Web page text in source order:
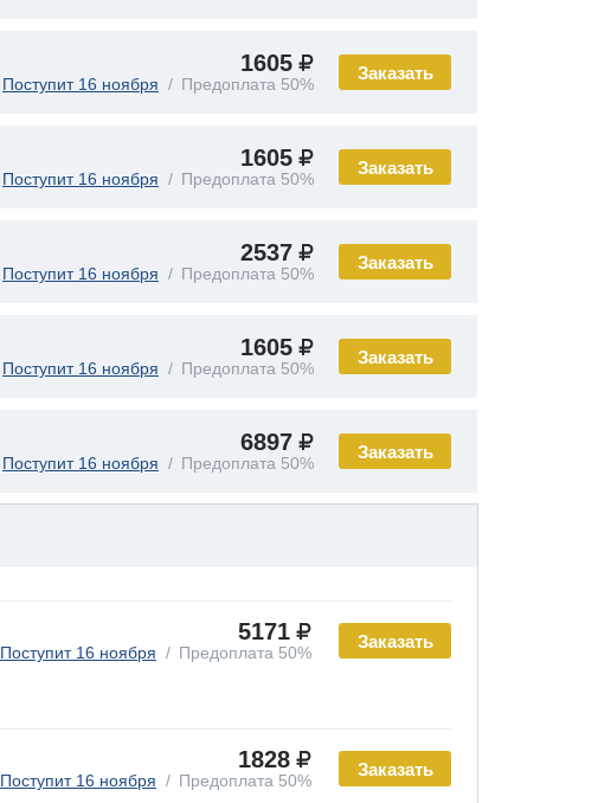
Заказать
1605
Поступит 16 ноября Предоплата 50%
Заказать
1605
Поступит 16 ноября Предоплата 50%
Заказать
2537
Поступит 16 ноября Предоплата 50%
Заказать
1605
Поступит 16 ноября Предоплата 50%
Заказать
6897
Поступит 16 ноября Предоплата 50%
Заказать
5171
Поступит 16 ноября Предоплата 50%
Заказать
1828
Поступит 16 ноября Предоплата 50%